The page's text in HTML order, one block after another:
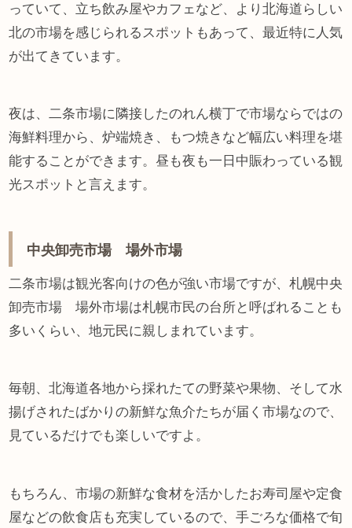
っていて、立ち飲み屋やカフェなど、より北海道らしい
北の市場を感じられるスポットもあって、最近特に人気
が出てきています。
夜は、二条市場に隣接したのれん横丁で市場ならではの
海鮮料理から、炉端焼き、もつ焼きなど幅広い料理を堪
能することができます。昼も夜も一日中賑わっている観
光スポットと言えます。
中央卸売市場 場外市場
二条市場は観光客向けの色が強い市場ですが、札幌中央
卸売市場 場外市場は札幌市民の台所と呼ばれることも
多いくらい、地元民に親しまれています。
毎朝、北海道各地から採れたての野菜や果物、そして水
揚げされたばかりの新鮮な魚介たちが届く市場なので、
見ているだけでも楽しいですよ。
もちろん、市場の新鮮な食材を活かしたお寿司屋や定食
屋などの飲食店も充実しているので、手ごろな価格で旬